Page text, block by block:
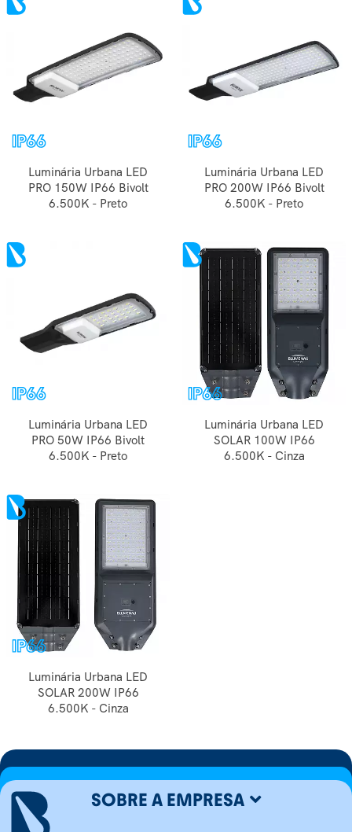
Luminária Urbana LED
PRO 150W IP66 Bivolt
6.500K - Preto
Luminária Urbana LED
PRO 200W IP66 Bivolt
6.500K - Preto
Luminária Urbana LED
PRO 50W IP66 Bivolt
6.500K - Preto
Luminária Urbana LED
SOLAR 100W IP66
6.500K - Cinza
Luminária Urbana LED
SOLAR 200W IP66
6.500K - Cinza
SOBRE A EMPRESA